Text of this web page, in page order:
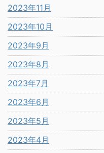
2023年11月
2023年10月
2023年9月
2023年8月
2023年7月
2023年6月
2023年5月
2023年4月